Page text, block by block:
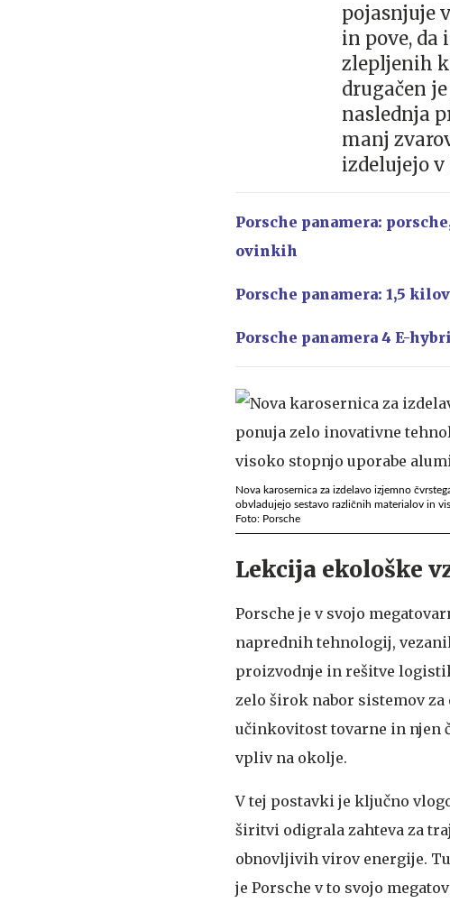
pojasnjuje
in pove, da
zlepljenih
drugačen
naslednja
manj
izdelujejo
Porsche panamera:
ovinkih
Porsche panamera: 1,5
Porsche panamera 4 E-
Nova karosernica za izdelavo izjemno
obvladujejo sestavo različnih materialov in
Foto: Porsche
Lekcija ekološke
Porsche je v svojo
naprednih tehnologij,
proizvodnje in rešitve
zelo širok nabor sistemov
učinkovitost tovarne in njen
vpliv na okolje.
V tej postavki je ključno
širitvi odigrala zahteva za
obnovljivih virov energije.
je Porsche v to svojo